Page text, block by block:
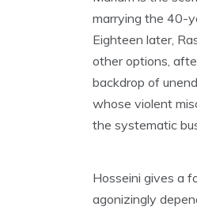
marrying the 40-
Eighteen later,
other options,
backdrop of
whose violent
the systematic
Hosseini gives a
agonizingly